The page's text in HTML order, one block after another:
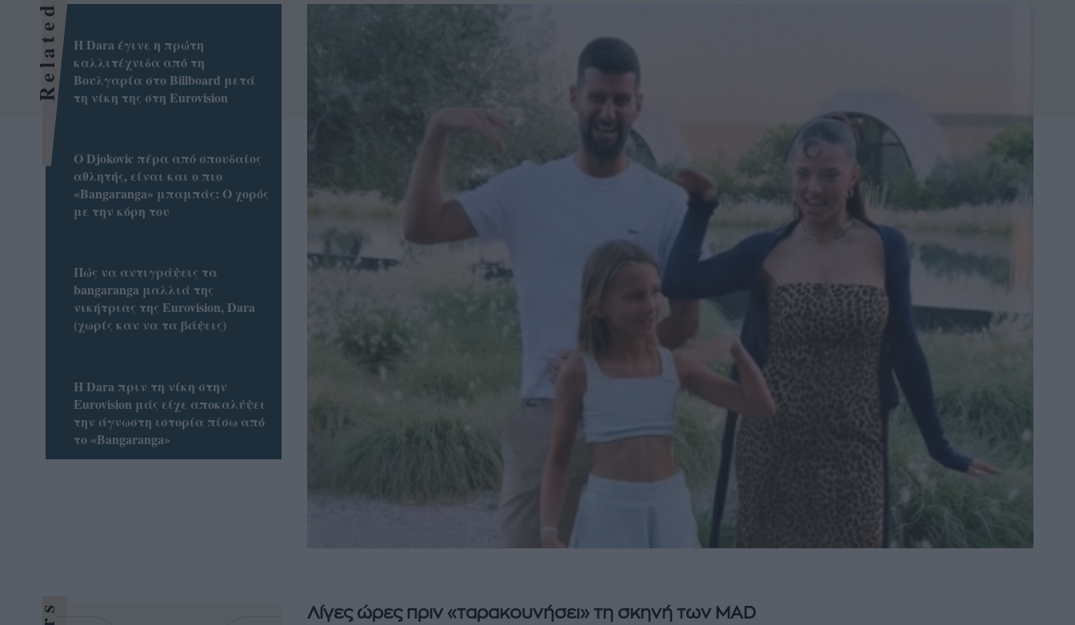
Λίγες ώρες πριν «ταρακουνήσει» τη σκηνή των MAD
Related
Η Dara έγινε η πρώτη
καλλιτέχνιδα από τη
Βουλγαρία στο Billboard μετά
τη νίκη της στη Eurovision
Ο Djokovic πέρα από σπουδαίος
αθλητής, είναι και ο πιο
«Bangaranga» μπαμπάς: Ο χορός
με την κόρη του
Πώς να αντιγράψεις τα
bangaranga μαλλιά της
νικήτριας της Eurovision, Dara
(χωρίς καν να τα βάψεις)
Η Dara πριν τη νίκη στην
Eurovision μάς είχε αποκαλύψει
την άγνωστη ιστορία πίσω από
το «Bangaranga»